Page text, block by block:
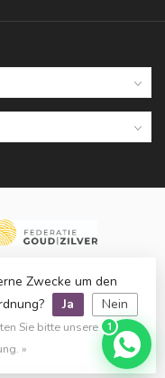
basis van1.516 reviews
.
Zwecke um den
Ja Nein
Sie bitte unsere
»
1